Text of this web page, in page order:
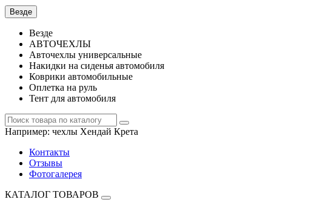
Везде
Везде
АВТОЧЕХЛЫ
Авточехлы универсальные
Накидки на сиденья автомобиля
Коврики автомобильные
Оплетка на руль
Тент для автомобиля
Например: чехлы Хендай Крета
Контакты
Отзывы
Фотогалерея
КАТАЛОГ ТОВАРОВ